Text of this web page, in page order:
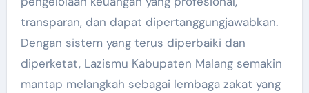
transparan, dan dapat dipertanggungjawabkan.
Dengan sistem yang terus diperbaiki dan
diperketat, Lazismu Kabupaten Malang semakin
mantap melangkah sebagai lembaga zakat yang